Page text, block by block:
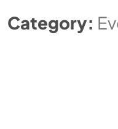
Category: